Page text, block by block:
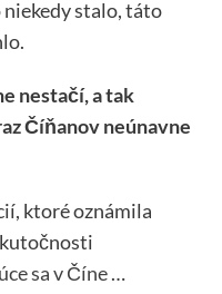
stalo, táto
nestačí, a tak
Číňanov neúnavne
ktoré oznámila
sa v Číne…